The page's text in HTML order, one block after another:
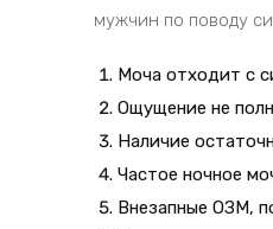
мужчин по поводу
Моча отходит с
Ощущение не
Наличие
Частое ночное
Внезапные ОЗМ,